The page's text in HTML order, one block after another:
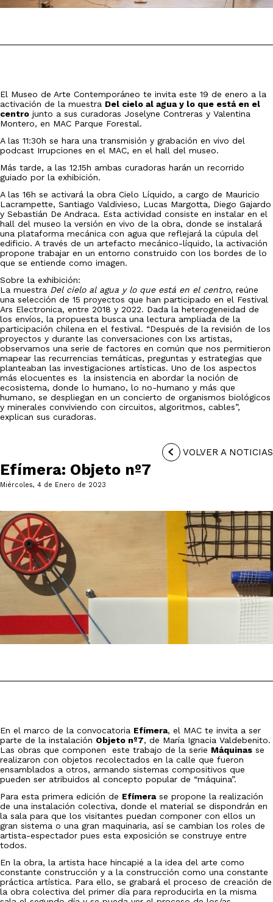
El Museo de Arte Contemporáneo te invita este 19 de enero a la
activación de la muestra Del cielo al agua y lo que está en el
centro junto a sus curadoras Joselyne Contreras y Valentina
Montero, en MAC Parque Forestal.
A las 11:30h se hara una transmisión y grabación en vivo del
podcast Irrupciones en el MAC, en el hall del museo.
Más tarde, a las 12.15h ambas curadoras harán un recorrido
guiado por la exhibición.
A las 16h se activará la obra Cielo Líquido, a cargo de Mauricio
Lacrampette, Santiago Valdivieso, Lucas Margotta, Diego Gajardo
y Sebastián De Andraca. Esta actividad consiste en instalar en el
hall del museo la versión en vivo de la obra, donde se instalará
una plataforma mecánica con agua que reflejará la cúpula del
edificio. A través de un artefacto mecánico-líquido, la activación
propone trabajar en un entorno construido con los bordes de lo
que se entiende como imagen.
Sobre la exhibición:
La muestra Del cielo al agua y lo que está en el centro, reúne
una selección de 15 proyectos que han participado en el Festival
Ars Electronica, entre 2018 y 2022. Dada la heterogeneidad de
los envíos, la propuesta busca una lectura ampliada de la
participación chilena en el festival. “Después de la revisión de los
proyectos y durante las conversaciones con lxs artistas,
observamos una serie de factores en común que nos permitieron
mapear las recurrencias temáticas, preguntas y estrategias que
planteaban las investigaciones artísticas. Uno de los aspectos
más elocuentes es la insistencia en abordar la noción de
ecosistema, donde lo humano, lo no-humano y más que
humano, se despliegan en un concierto de organismos biológicos
y minerales conviviendo con circuitos, algoritmos, cables”,
explican sus curadoras.
VOLVER A NOTICIAS
Efímera: Objeto nº7
Miércoles, 4 de Enero de 2023
En el marco de la convocatoria Efímera, el MAC te invita a ser
parte de la instalación Objeto nº7, de María Ignacia Valdebenito.
Las obras que componen este trabajo de la serie Máquinas se
realizaron con objetos recolectados en la calle que fueron
ensamblados a otros, armando sistemas compositivos que
pueden ser atribuidos al concepto popular de “máquina”.
Para esta primera edición de Efímerase propone la realización
de una instalación colectiva, donde el material se dispondrán en
la sala para que los visitantes puedan componer con ellos un
gran sistema o una gran maquinaria, así se cambian los roles de
artista-espectador pues esta exposición se construye entre
todos.
En la obra, la artista hace hincapié a la idea del arte como
constante construcción y a la construcción como una constante
práctica artística. Para ello, se grabará el proceso de creación de
la obra colectiva del primer día para reproducirla en la misma